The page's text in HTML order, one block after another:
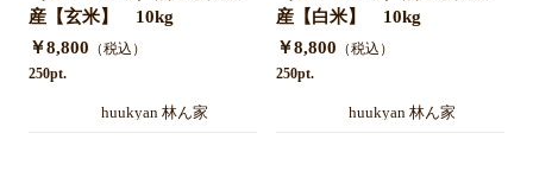
産【玄米】 10kg
￥8,800 （税込）
250pt.
huukyan 林ん家
産【白米】 10kg
￥8,800 （税込）
250pt.
huukyan 林ん家